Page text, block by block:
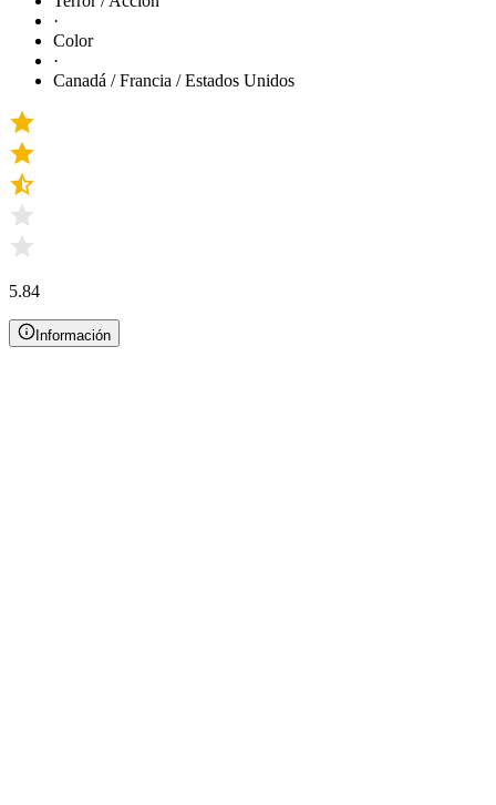
·
Color
·
Canadá / Francia / Estados Unidos
5.84
Información